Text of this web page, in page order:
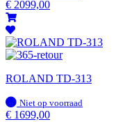
voorraad
€ 2099,00
ROLAND TD-313
Op
voorraad
Niet op voorraad
€ 1699,00